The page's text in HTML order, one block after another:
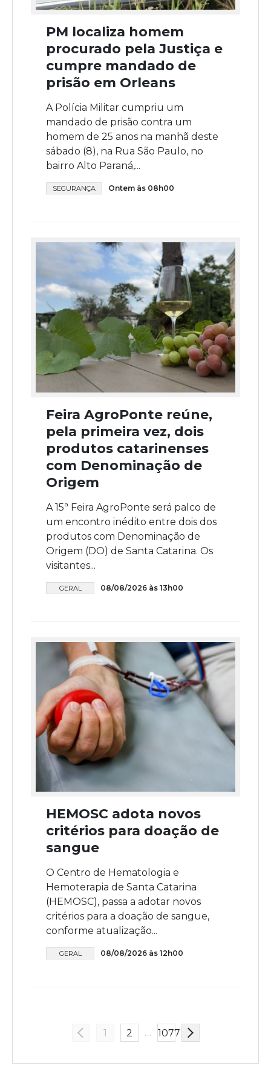
PM localiza homem
procurado pela Justiça e
cumpre mandado de
prisão em Orleans
A Polícia Militar cumpriu um
mandado de prisão contra um
homem de 25 anos na manhã deste
sábado (8), na Rua São Paulo, no
bairro Alto Paraná,...
SEGURANÇA Ontem às 08h00
Feira AgroPonte reúne,
pela primeira vez, dois
produtos catarinenses
com Denominação de
Origem
A 15ª Feira AgroPonte será palco de
um encontro inédito entre dois dos
produtos com Denominação de
Origem (DO) de Santa Catarina. Os
visitantes...
GERAL 08/08/2026 às 13h00
HEMOSC adota novos
critérios para doação de
sangue
O Centro de Hematologia e
Hemoterapia de Santa Catarina
(HEMOSC), passa a adotar novos
critérios para a doação de sangue,
conforme atualização...
GERAL 08/08/2026 às 12h00
1 2 … 1077